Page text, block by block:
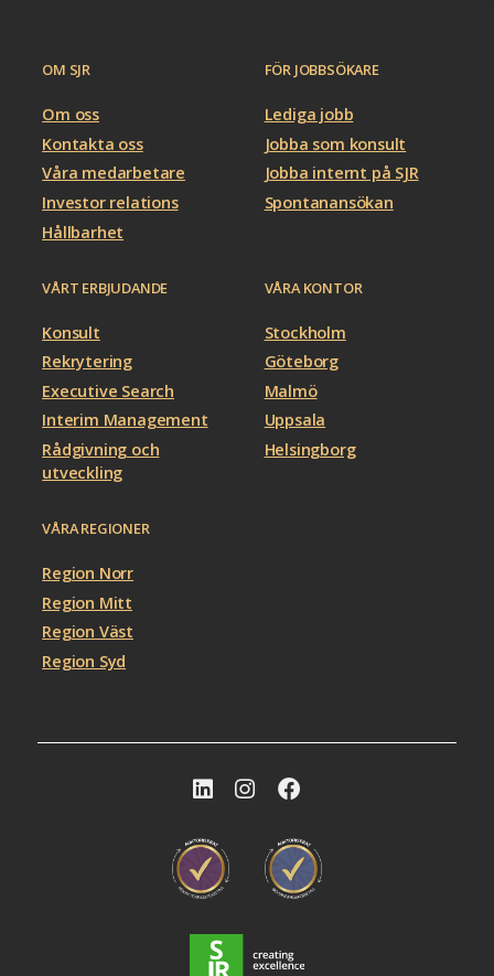
OM SJR
Om oss
Kontakta oss
Våra medarbetare
Investor relations
Hållbarhet
FÖR JOBBSÖKARE
Lediga jobb
Jobba som konsult
Jobba internt på SJR
Spontanansökan
VÅRT ERBJUDANDE
Konsult
Rekrytering
Executive Search
Interim Management
Rådgivning och
utveckling
VÅRA KONTOR
Stockholm
Göteborg
Malmö
Uppsala
Helsingborg
VÅRA REGIONER
Region Norr
Region Mitt
Region Väst
Region Syd